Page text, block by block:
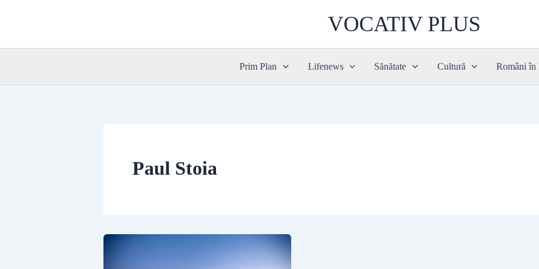
VOCATIV PLUS
Prim Plan Lifenews Sănătate Cultură Români în
Paul Stoia